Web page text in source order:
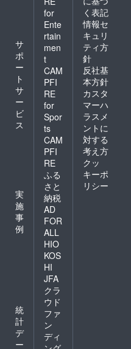
サ
ポ
ー
ト
サ
ー
ビ
ス
実
施
事
例
統
計
デ
ー
for
Ente
rtain
men
t
CAM
PFI
RE
for
Spor
ts
CAM
PFI
RE
ふる
さと
納税
AD
FOR
ALL
HIO
KOS
HI
JFA
クラ
ウド
ファ
ン
ディ
く表記
情報セ
キュリ
ティ方
針
反社基
本方針
カスタ
マーハ
ラスメ
ントに
対する
考え方
クッ
キーポ
リシー